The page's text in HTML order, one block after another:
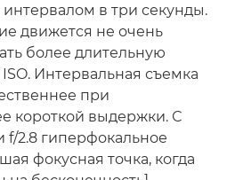
интервалом в три секунды.
движется не очень
более длительную
Интервальная съемка
при
короткой выдержки. С
f/2.8 гиперфокальное
фокусная точка, когда